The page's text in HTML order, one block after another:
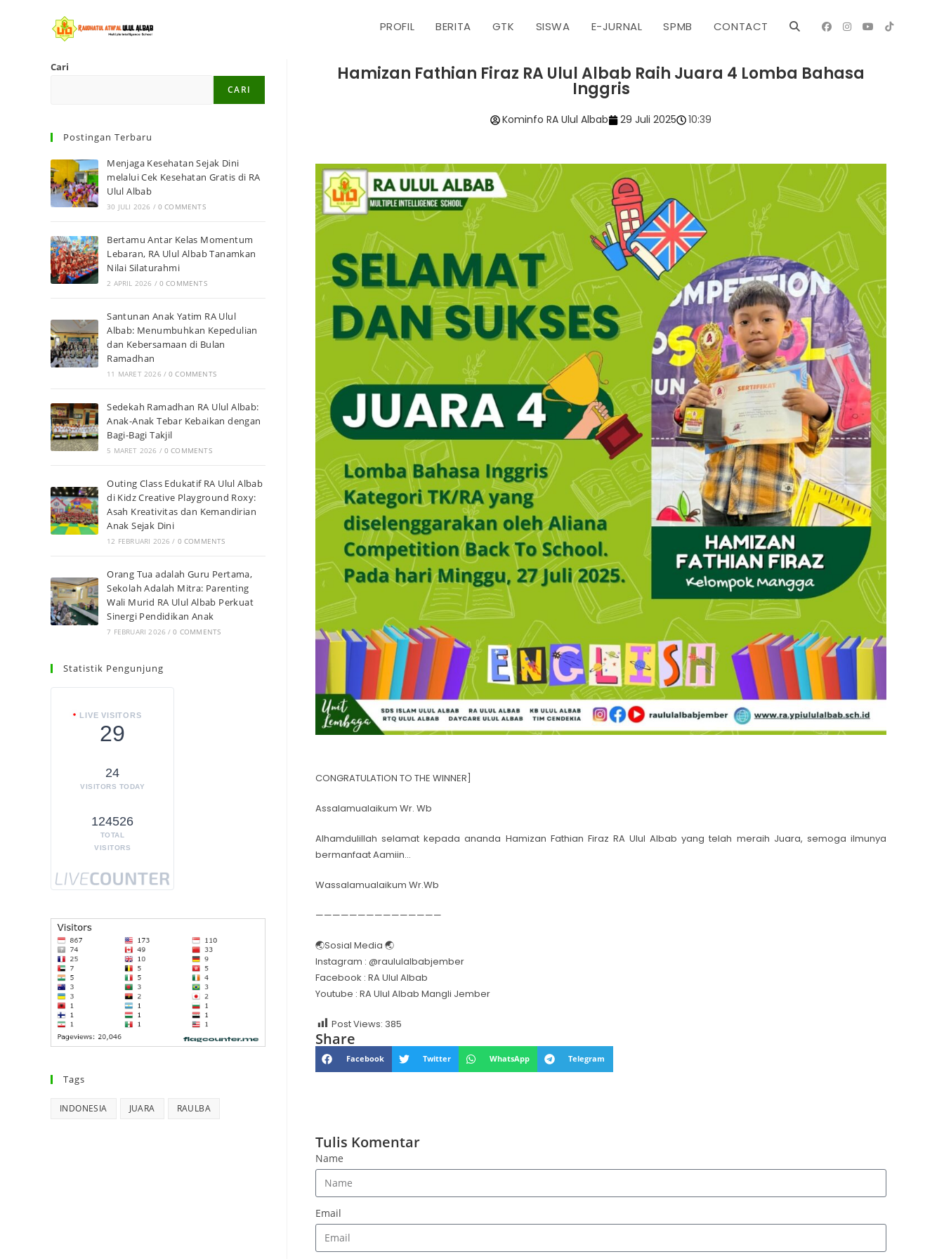
PROFIL BERITA GTK SISWA E-JURNAL SPMB CONTACT
Hamizan Fathian Firaz RA Ulul Albab Raih Juara 4 Lomba Bahasa
Inggris
Kominfo RA Ulul Albab 29 Juli 2025 10:39
CONGRATULATION TO THE WINNER]
Assalamualaikum Wr. Wb
Alhamdulillah selamat kepada ananda Hamizan Fathian Firaz RA Ulul Albab yang telah meraih Juara, semoga ilmunya
bermanfaat Aamiin…
Wassalamualaikum Wr.Wb
———————————————
🌏Sosial Media 🌏
Instagram : @raululalbabjember
Facebook : RA Ulul Albab
Youtube : RA Ulul Albab Mangli Jember
Post Views: 385
Share
Facebook Twitter WhatsApp Telegram
Tulis Komentar
Name
Email
Cari
CARI
Postingan Terbaru
Menjaga Kesehatan Sejak Dini
melalui Cek Kesehatan Gratis di RA
Ulul Albab
30 JULI 2026 / 0 COMMENTS
Bertamu Antar Kelas Momentum
Lebaran, RA Ulul Albab Tanamkan
Nilai Silaturahmi
2 APRIL 2026 / 0 COMMENTS
Santunan Anak Yatim RA Ulul
Albab: Menumbuhkan Kepedulian
dan Kebersamaan di Bulan
Ramadhan
11 MARET 2026 / 0 COMMENTS
Sedekah Ramadhan RA Ulul Albab:
Anak-Anak Tebar Kebaikan dengan
Bagi-Bagi Takjil
5 MARET 2026 / 0 COMMENTS
Outing Class Edukatif RA Ulul Albab
di Kidz Creative Playground Roxy:
Asah Kreativitas dan Kemandirian
Anak Sejak Dini
12 FEBRUARI 2026 / 0 COMMENTS
Orang Tua adalah Guru Pertama,
Sekolah Adalah Mitra: Parenting
Wali Murid RA Ulul Albab Perkuat
Sinergi Pendidikan Anak
7 FEBRUARI 2026 / 0 COMMENTS
Statistik Pengunjung
LIVE VISITORS
29
24
VISITORS TODAY
124526
TOTAL
VISITORS
Tags
INDONESIA JUARA RAULBA